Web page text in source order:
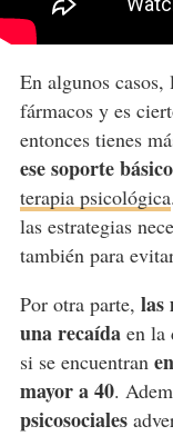
En algunos
fármacos y es
entonces tienes
ese soporte
terapia psicológica
las estrategias
también para
Por otra parte, las
una recaídaen la
si se encuentran
mayor a 40.
psicosociales